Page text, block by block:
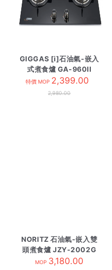
GIGGAS [i]石油氣-嵌入
式煮食爐 GA-960II
LPG
特價 MOP 2,399.00
2,980.00
NORITZ 石油氣-嵌入雙
頭煮食爐 JZY-2002G
MOP 3,180.00